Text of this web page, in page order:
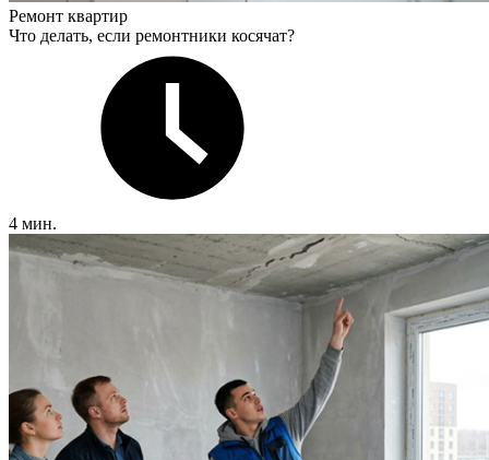
Ремонт квартир
Что делать, если ремонтники косячат?
4 мин.